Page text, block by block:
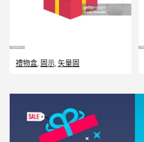
禮物盒, 圖示, 矢量圖